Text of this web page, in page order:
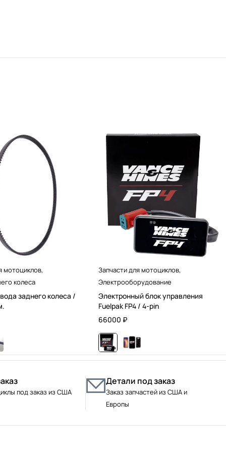
мотоциклов,
колеса
заднего колеса /
Запчасти для мотоциклов,
Электрооборудование
Электронный блок управления
Fuelpak FP4 / 4-pin
66000 ₽
под заказ из США
Детали под заказ
Заказ запчастей из США и
Европы